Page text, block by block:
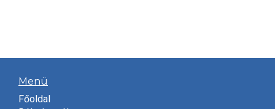
Menü
Főoldal